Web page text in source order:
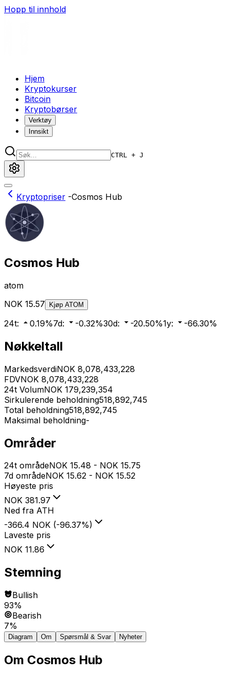
Hopp til innhold
Hjem
Kryptokurser
Bitcoin
Kryptobørser
Verktøy
Innsikt
CTRL + J
Kryptopriser -Cosmos Hub
Cosmos Hub
atom
NOK 15.57 Kjøp ATOM
24t: 0.19%7d: -0.32%30d: -20.50%1y: -66.30%
Nøkkeltall
MarkedsverdiNOK 8,078,433,228
FDVNOK 8,078,433,228
24t VolumNOK 179,239,354
Sirkulerende beholdning518,892,745
Total beholdning518,892,745
Maksimal beholdning-
Områder
24t områdeNOK 15.48 - NOK 15.75
7d områdeNOK 15.62 - NOK 15.52
Høyeste pris
NOK 381.97
Ned fra ATH
-366.4 NOK (-96.37%)
Laveste pris
NOK 11.86
Stemning
Bullish
93%
Bearish
7%
Diagram Om Spørsmål & Svar Nyheter
Om Cosmos Hub